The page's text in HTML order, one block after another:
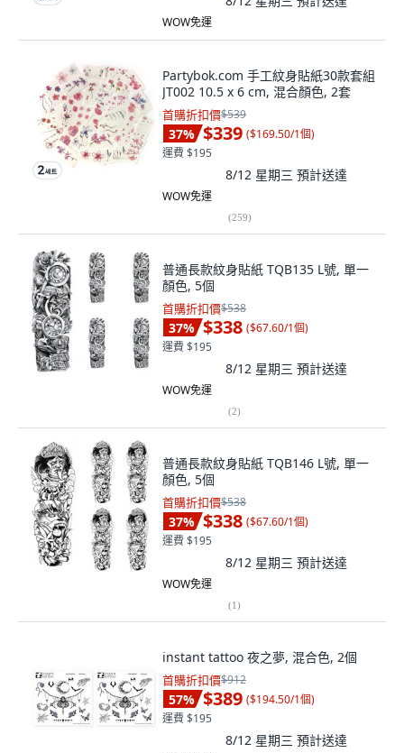
WOW免運
Partybok.com 手工紋身貼紙30款套組
JT002 10.5 x 6 cm, 混合顏色, 2套
首購折扣價$539
37% $339 ($169.50/1個)
運費 $195
8/12 星期三 預計送達
WOW免運
(259)
普通長款紋身貼紙 TQB135 L號, 單一
顏色, 5個
首購折扣價$538
37% $338 ($67.60/1個)
運費 $195
8/12 星期三 預計送達
WOW免運
(2)
普通長款紋身貼紙 TQB146 L號, 單一
顏色, 5個
首購折扣價$538
37% $338 ($67.60/1個)
運費 $195
8/12 星期三 預計送達
WOW免運
(1)
instant tattoo 夜之夢, 混合色, 2個
首購折扣價$912
57% $389 ($194.50/1個)
運費 $195
8/12 星期三 預計送達